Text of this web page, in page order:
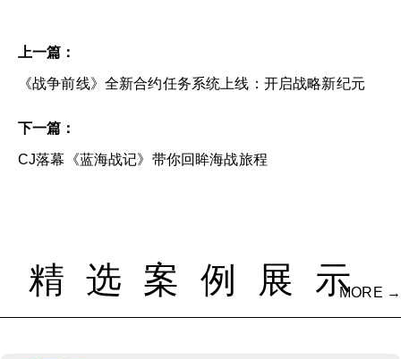
上一篇：
《战争前线》全新合约任务系统上线：开启战略新纪元
下一篇：
CJ落幕《蓝海战记》带你回眸海战旅程
精选案例展示MORE →